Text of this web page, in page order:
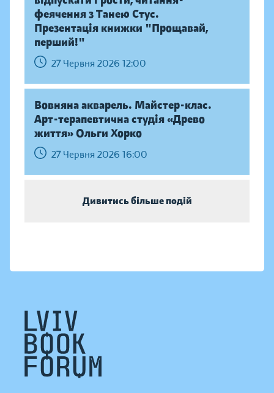
феячення з Танею Стус.
Презентація книжки "Прощавай,
перший!"
27 Червня 2026 12:00
Вовняна акварель. Майстер-клас.
Арт-терапевтична студія «Древо
життя» Ольги Хорко
27 Червня 2026 16:00
Дивитись більше подій